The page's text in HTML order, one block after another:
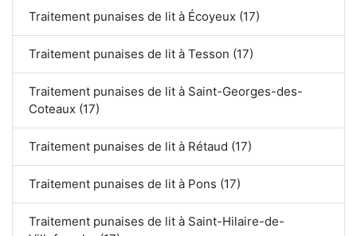
Traitement punaises de lit à Écoyeux (17)
Traitement punaises de lit à Tesson (17)
Traitement punaises de lit à Saint-Georges-des-
Coteaux (17)
Traitement punaises de lit à Rétaud (17)
Traitement punaises de lit à Pons (17)
Traitement punaises de lit à Saint-Hilaire-de-